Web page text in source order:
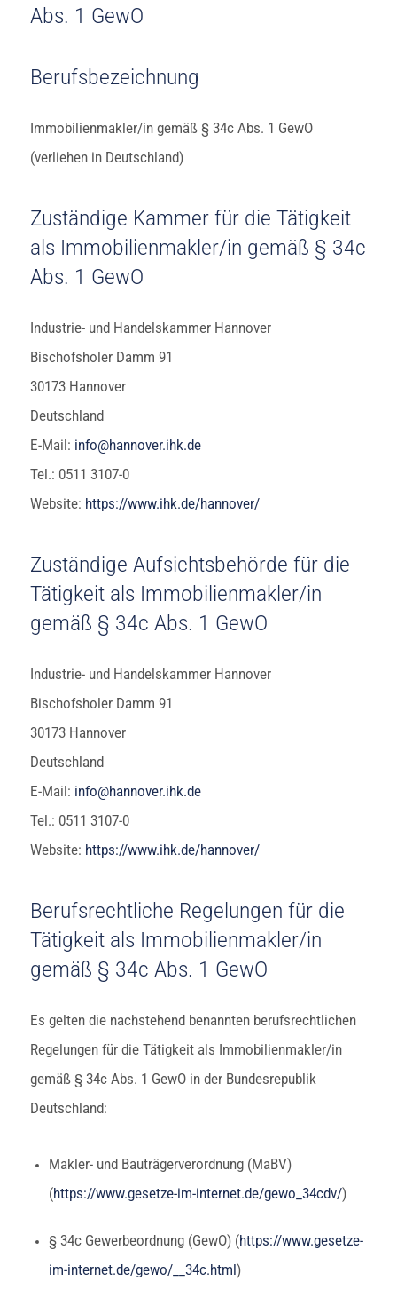
Abs. 1 GewO
Berufsbezeichnung
Immobilienmakler/in gemäß § 34c Abs. 1 GewO
(verliehen in Deutschland)
Zuständige Kammer für die Tätigkeit
als Immobilienmakler/in gemäß § 34c
Abs. 1 GewO
Industrie- und Handelskammer Hannover
Bischofsholer Damm 91
30173 Hannover
Deutschland
E-Mail: info@hannover.ihk.de
Tel.: 0511 3107-0
Website: https://www.ihk.de/hannover/
Zuständige Aufsichtsbehörde für die
Tätigkeit als Immobilienmakler/in
gemäß § 34c Abs. 1 GewO
Industrie- und Handelskammer Hannover
Bischofsholer Damm 91
30173 Hannover
Deutschland
E-Mail: info@hannover.ihk.de
Tel.: 0511 3107-0
Website: https://www.ihk.de/hannover/
Berufsrechtliche Regelungen für die
Tätigkeit als Immobilienmakler/in
gemäß § 34c Abs. 1 GewO
Es gelten die nachstehend benannten berufsrechtlichen
Regelungen für die Tätigkeit als Immobilienmakler/in
gemäß § 34c Abs. 1 GewO in der Bundesrepublik
Deutschland:
Makler- und Bauträgerverordnung (MaBV)
(https://www.gesetze-im-internet.de/gewo_34cdv/)
§ 34c Gewerbeordnung (GewO) (https://www.gesetze-
im-internet.de/gewo/__34c.html)